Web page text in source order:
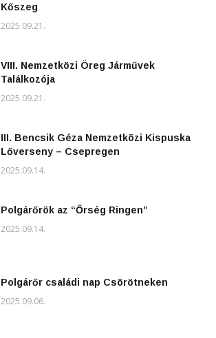
Kőszeg
2025.09.21.
VIII. Nemzetközi Öreg Járművek
Találkozója
2025.09.21.
III. Bencsik Géza Nemzetközi Kispuska
Lőverseny – Csepregen
2025.09.14.
Polgárőrök az “Őrség Ringen”
2025.09.14.
Polgárőr családi nap Csörötneken
2025.09.06.